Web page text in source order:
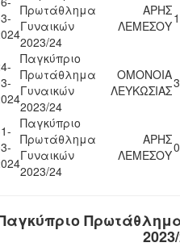
Πρωτάθλημα
Γυναικών
2023/24
ΑΡΗΣ
ΛΕΜΕΣΟΥ1
Παγκύπριο
Πρωτάθλημα
Γυναικών
2023/24
ΟΜΟΝΟΙΑ
ΛΕΥΚΩΣΙΑΣ3
Παγκύπριο
Πρωτάθλημα
Γυναικών
2023/24
ΑΡΗΣ
ΛΕΜΕΣΟΥ0